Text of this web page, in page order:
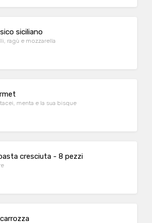
siciliano
ragù e mozzarella
menta e la sua bisque
cresciuta - 8 pezzi